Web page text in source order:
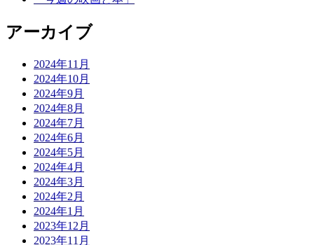
アーカイブ
2024年11月
2024年10月
2024年9月
2024年8月
2024年7月
2024年6月
2024年5月
2024年4月
2024年3月
2024年2月
2024年1月
2023年12月
2023年11月